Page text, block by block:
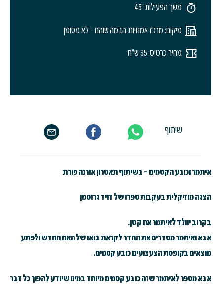
משך הפעילות: 45
מיקום: מרכז אמנויות הבמה שוהם - לא מסומן
מחיר כרטיס: 35 ש"ח
שיתוף
איתמר וכובע הקסמים – בשיתוף תאטרון אורנה פורת
הצגה מוזיקלית בעקבות ספרו של דויד גרוסמן
בקרוב יוולד לאיתמר אח קטן.
אבא ואיתמר מסדרים את החדר לקראת בואו של האח החדש ולפתע
מוצאים בקופסת הצעצועים כובע קסמים.
אבא מספר לאיתמר שזה כובע קסמים מיוחד במינו שיודע להפוך כל דבר